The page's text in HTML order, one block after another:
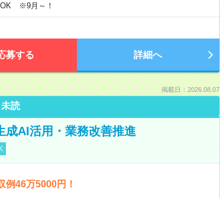
OK ※9月～！
募する 詳細へ
掲載日：2026.08.07
未読
成AI活用・業務改善推進
46万5000円！